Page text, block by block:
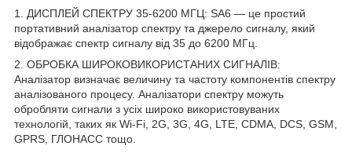
1. ДИСПЛЕЙ СПЕКТРУ 35-6200 МГЦ: SA6 — це простий
портативний аналізатор спектру та джерело сигналу, який
відображає спектр сигналу від 35 до 6200 МГц.
2. ОБРОБКА ШИРОКОВИКОРИСТАНИХ СИГНАЛІВ:
Аналізатор визначає величину та частоту компонентів спектру
аналізованого процесу. Аналізатори спектру можуть
обробляти сигнали з усіх широко використовуваних
технологій, таких як Wi‑Fi, 2G, 3G, 4G, LTE, CDMA, DCS, GSM,
GPRS, ГЛОНАСС тощо.